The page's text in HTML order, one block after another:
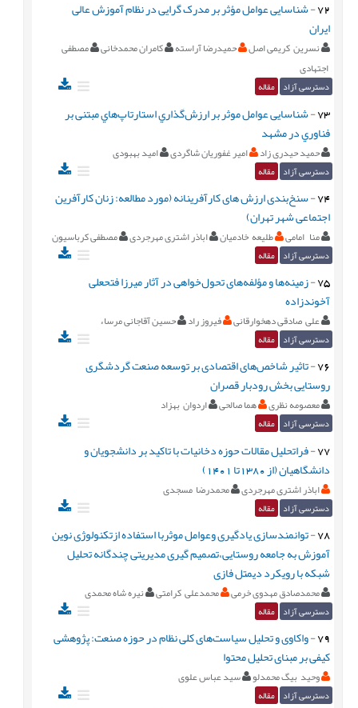
72
-شناسایی عوامل مؤثر بر مدرک گرایی در نظام آموزش عالی
ایران
نسرین کریمی اصل حمیدرضا آراسته کامران محمدخانی
مصطفی
اجتهادی
دسترسی آزاد مقاله
73
-شناسایی عوامل موثر بر ارزش‌گذاري استارتاپ‌هاي مبتنی بر
فناوري در مشهد
حمید حیدری زاد امیر غفوریان شاگردی امید بهبودی
دسترسی آزاد مقاله
74
-سنخ‌بندی ارزش های کارآفرینانه (مورد مطالعه: زنان کارآفرین
اجتماعی شهر تهران)
منا امامی طلیعه خادمیان اباذر اشتری مهرجردی مصطفی کرباسیون
دسترسی آزاد مقاله
75
-زمینه‌ها و مؤلفه‌های تحول‌خواهی در آثار میرزا فتحعلی
آخوندزاده
علی صادقی دهخوارقانی فیروز راد حسین آقاجانی مرساء
دسترسی آزاد مقاله
76
-تاثیر شاخص‌های اقتصادی بر توسعه صنعت گردشگری
روستایی بخش رودبار قصران
معصومه نظری هما صالحی اردوان بهزاد
دسترسی آزاد مقاله
77
-فراتحلیل مقالات حوزه دخانیات با تاکید بر دانشجویان و
دانشگاهیان (از 1380تا 1401)
اباذر اشتری مهرجردی محمدرضا مسجدی
دسترسی آزاد مقاله
78
-توانمندسازی یادگیری وعوامل موثربا استفاده ازتکنولوژی نوین
آموزش به جامعه روستایی،تصمیم گیری مدیریتی چندگانه تحلیل
شبکه با رویکرد دیمتل فازی
محمدصادق مهدوی خرمی محمدعلی کرامتی نیره شاه محمدی
دسترسی آزاد مقاله
79
-واکاوی و تحلیل سیاست‌های کلی نظام در حوزه صنعت: پژوهشی
کیفی بر مبنای تحلیل محتوا
وحید بیگ محمدلو سید عباس علوی
دسترسی آزاد مقاله